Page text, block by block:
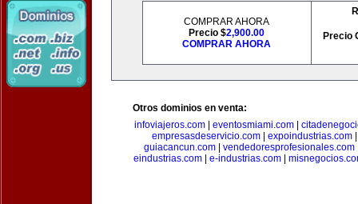
COMPRAR AHORA
Precio $2,900.00
COMPRAR AHORA
Precio
Otros dominios en venta:
infoviajeros.com
eventosmiami.com
empresasdeservicio.com
expoindustrias.com
guiacancun.com| vendedoresprofesionales.com
eindustrias.com
e-industrias.com